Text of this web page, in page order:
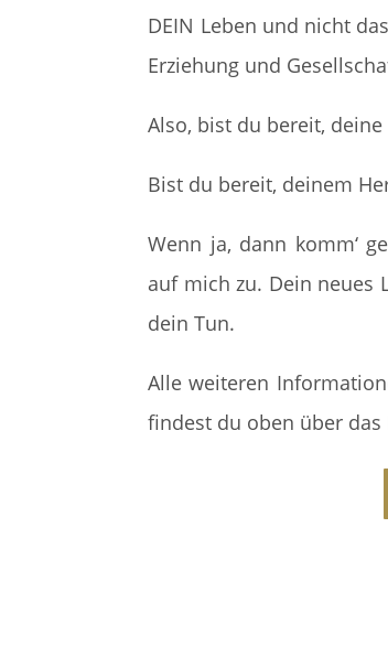
DEIN Leben und nicht
Erziehung und
Also, bist du bereit,
Bist du bereit, deinem
Wenn ja, dann komm‘
auf mich zu. Dein neues
dein Tun.
Alle weiteren
findest du oben über